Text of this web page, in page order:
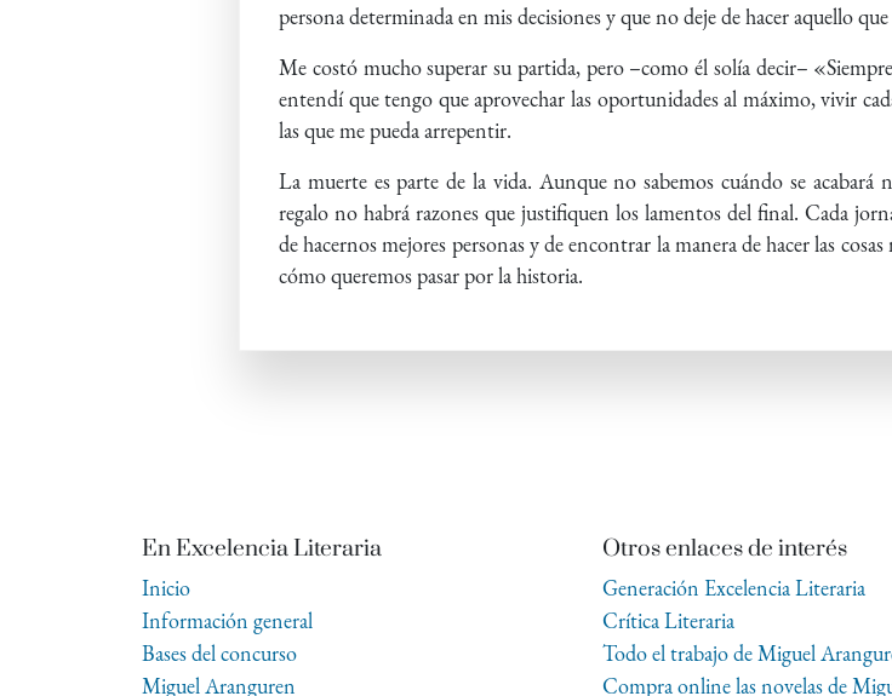
persona determinada en mis decisiones y que no deje de hacer aquello
Me costó mucho superar su partida, pero –como él solía decir–
entendí que tengo que aprovechar las oportunidades al máximo, vivir
las que me pueda arrepentir.
La muerte es parte de la vida. Aunque no sabemos cuándo se
regalo no habrá razones que justifiquen los lamentos del final. Cada
de hacernos mejores personas y de encontrar la manera de hacer las
cómo queremos pasar por la historia.
En Excelencia Literaria
Inicio
Información general
Bases del concurso
Miguel Aranguren
Otros enlaces de interés
Generación Excelencia Literaria
Crítica Literaria
Todo el trabajo de Miguel
Compra online las novelas de